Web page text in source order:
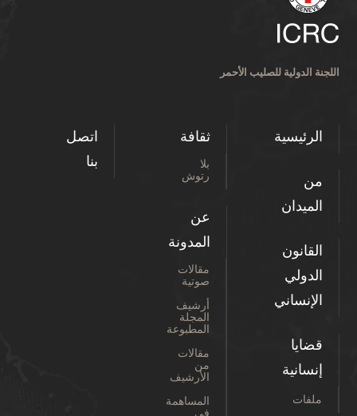
اللجنة الدولية للصليب الأحمر
الرئيسية
من
الميدان
القانون
الدولي
الإنساني
قضايا
إنسانية
ملفات
ثقافة
بلا
رتوش
عن
المدونة
مقالات
صوتية
أرشيف
المجلة
المطبوعة
مقالات
من
الأرشيف
المساهمة
في
اتصل
بنا